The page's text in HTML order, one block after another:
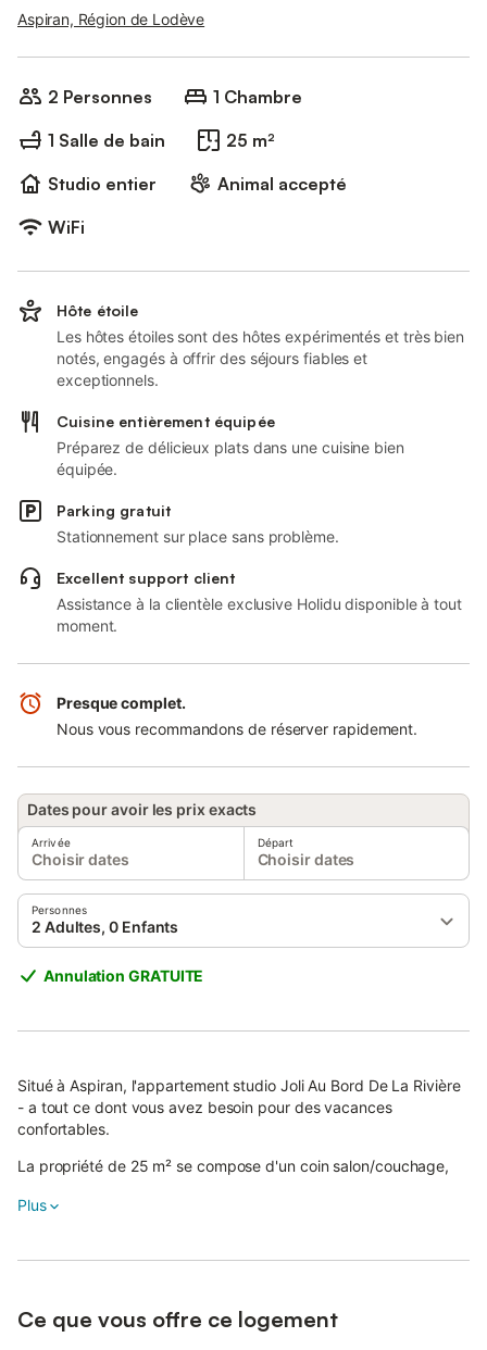
Aspiran, Région de Lodève
2 Personnes
1 Chambre
1 Salle de bain
25 m²
Studio entier
Animal accepté
WiFi
Hôte étoile
Les hôtes étoiles sont des hôtes expérimentés et très bien
notés, engagés à offrir des séjours fiables et
exceptionnels.
Cuisine entièrement équipée
Préparez de délicieux plats dans une cuisine bien
équipée.
Parking gratuit
Stationnement sur place sans problème.
Excellent support client
Assistance à la clientèle exclusive Holidu disponible à tout
moment.
Presque complet.
Nous vous recommandons de réserver rapidement.
Dates pour avoir les prix exacts
Arrivée
Choisir dates
Départ
Choisir dates
Personnes
2 Adultes, 0 Enfants
Annulation GRATUITE
Situé à Aspiran, l'appartement studio Joli Au Bord De La Rivière
- a tout ce dont vous avez besoin pour des vacances
confortables.
La propriété de 25 m² se compose d'un coin salon/couchage,
personnes.
serviettes de bain.
Plus
Ce que vous offre ce logement